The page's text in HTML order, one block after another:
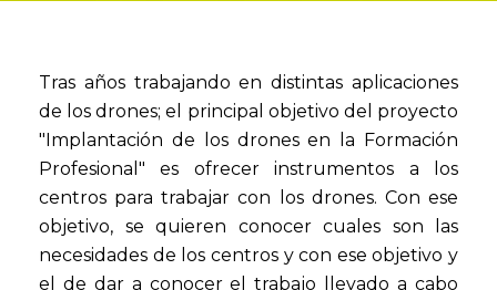
Tras años trabajando en distintas aplicaciones
de los drones; el principal objetivo del proyecto
"Implantación de los drones en la Formación
Profesional" es ofrecer instrumentos a los
centros para trabajar con los drones. Con ese
objetivo, se quieren conocer cuales son las
necesidades de los centros y con ese objetivo y
el de dar a conocer el trabajo llevado a cabo